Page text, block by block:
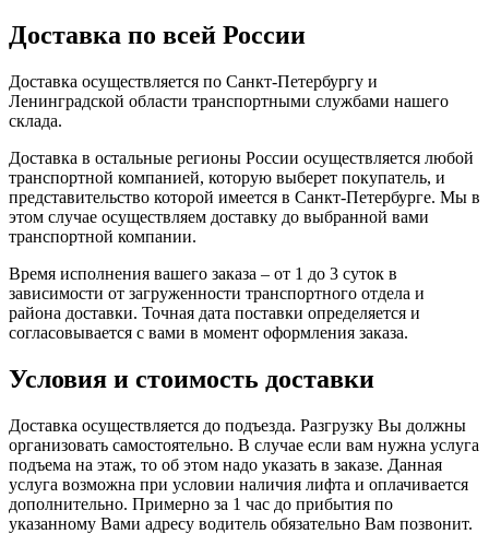
Доставка по всей России
Доставка осуществляется по Санкт-Петербургу и
Ленинградской области транспортными службами нашего
склада.
Доставка в остальные регионы России осуществляется любой
транспортной компанией, которую выберет покупатель, и
представительство которой имеется в Санкт-Петербурге. Мы в
этом случае осуществляем доставку до выбранной вами
транспортной компании.
Время исполнения вашего заказа – от 1 до 3 суток в
зависимости от загруженности транспортного отдела и
района доставки. Точная дата поставки определяется и
согласовывается с вами в момент оформления заказа.
Условия и стоимость доставки
Доставка осуществляется до подъезда. Разгрузку Вы должны
организовать самостоятельно. В случае если вам нужна услуга
подъема на этаж, то об этом надо указать в заказе. Данная
услуга возможна при условии наличия лифта и оплачивается
дополнительно. Примерно за 1 час до прибытия по
указанному Вами адресу водитель обязательно Вам позвонит.